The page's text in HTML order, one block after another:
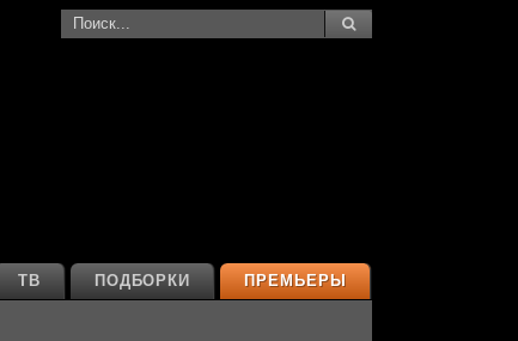
ПРЕМЬЕРЫ
ПОДБОРКИ
ТВ